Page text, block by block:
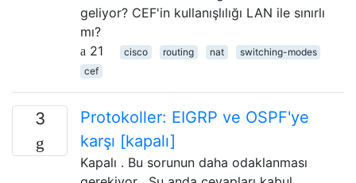
geliyor? CEF'in kullanışlılığı LAN ile sınırlı
mı?
21
cisco routing nat
switching-modes
cef
3
Protokoller: EIGRP ve OSPF'ye
karşı [kapalı]
Kapalı . Bu sorunun daha odaklanması